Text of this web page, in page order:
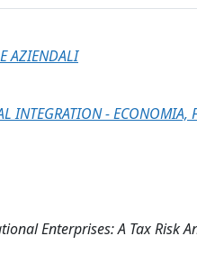
AZIENDALI
INTEGRATION -
Enterprises: A Tax Risk